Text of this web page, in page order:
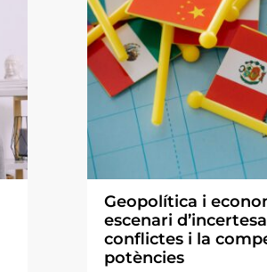
Geopolítica i
escenari
conflictes i la
potències